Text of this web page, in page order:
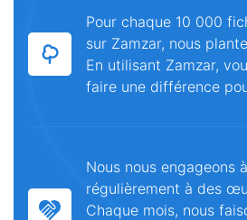
Pour chaque 10 000
sur Zamzar, nous
En utilisant Zamzar,
faire une différence
Nous nous engageons
régulièrement à des
Chaque mois, nous